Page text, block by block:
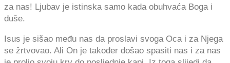
za nas! Ljubav je istinska samo kada obuhvaća Boga i
duše.
Isus je sišao među nas da proslavi svoga Oca i za Njega
se žrtvovao. Ali On je također došao spasiti nas i za nas